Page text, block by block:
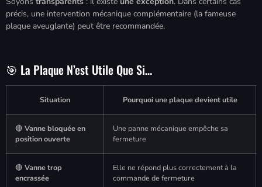
précis, une intervention mécanique complémentaire (la fameuse
plaque aveuglante) peut être recommandée.
🎯 La Plaque N’est Utile Que Si…
Situation Pourquoi une plaque devient utile
🔴 Vanne bloquée en
position ouverte
Une panne mécanique empêche sa
fermeture
🔴 Vanne trop
encrassée
Elle ne répond plus correctement à la
commande de fermeture